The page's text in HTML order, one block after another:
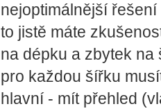
nejoptimálnější
to jistě máte
na dépku a zbytek na
pro každou šířku
hlavní - mít přehled